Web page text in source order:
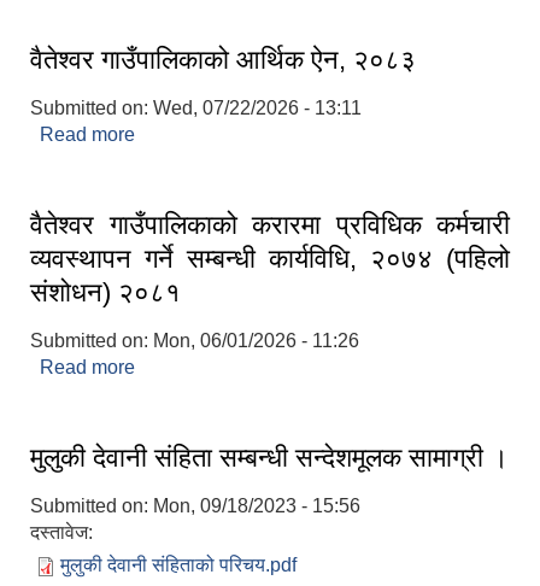
वैतेश्वर गाउँपालिकाको आर्थिक ऐन, २०८३
Submitted on: Wed, 07/22/2026 - 13:11
Read more
वैतेश्वर गाउँपालिकाको करारमा प्रविधिक कर्मचारी
व्यवस्थापन गर्ने सम्बन्धी कार्यविधि, २०७४ (पहिलो
संशोधन) २०८१
Submitted on: Mon, 06/01/2026 - 11:26
Read more
मुलुकी देवानी संहिता सम्बन्धी सन्देशमूलक सामाग्री ।
Submitted on: Mon, 09/18/2023 - 15:56
दस्तावेज:
मुलुकी देवानी संहिताको परिचय.pdf